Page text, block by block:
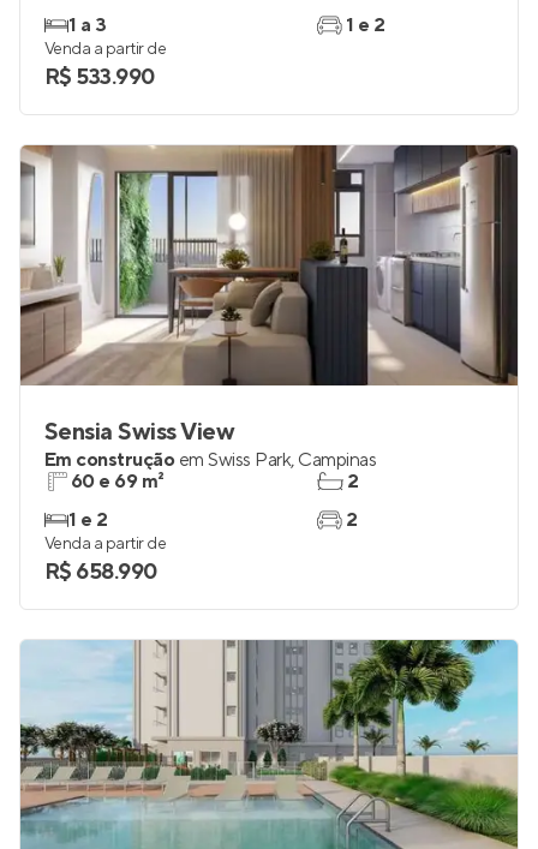
1 a 3
1 e 2
Venda a partir de
R$ 533.990
Sensia Swiss View
Em construção em Swiss Park, Campinas
60 e 69 m²
1 e 2
2
2
Venda a partir de
R$ 658.990